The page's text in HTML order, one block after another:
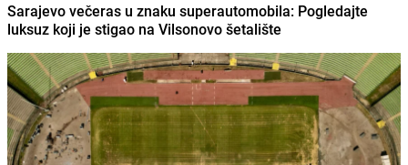
Sarajevo večeras u znaku superautomobila: Pogledajte
luksuz koji je stigao na Vilsonovo šetalište